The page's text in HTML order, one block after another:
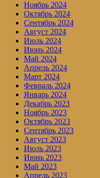
Ноябрь 2024
Октябрь 2024
Сентябрь 2024
Август 2024
Июль 2024
Июнь 2024
Май 2024
Апрель 2024
Март 2024
Февраль 2024
Январь 2024
Декабрь 2023
Ноябрь 2023
Октябрь 2023
Сентябрь 2023
Август 2023
Июль 2023
Июнь 2023
Май 2023
Апрель 2023